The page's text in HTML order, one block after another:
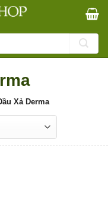
Xả Derma